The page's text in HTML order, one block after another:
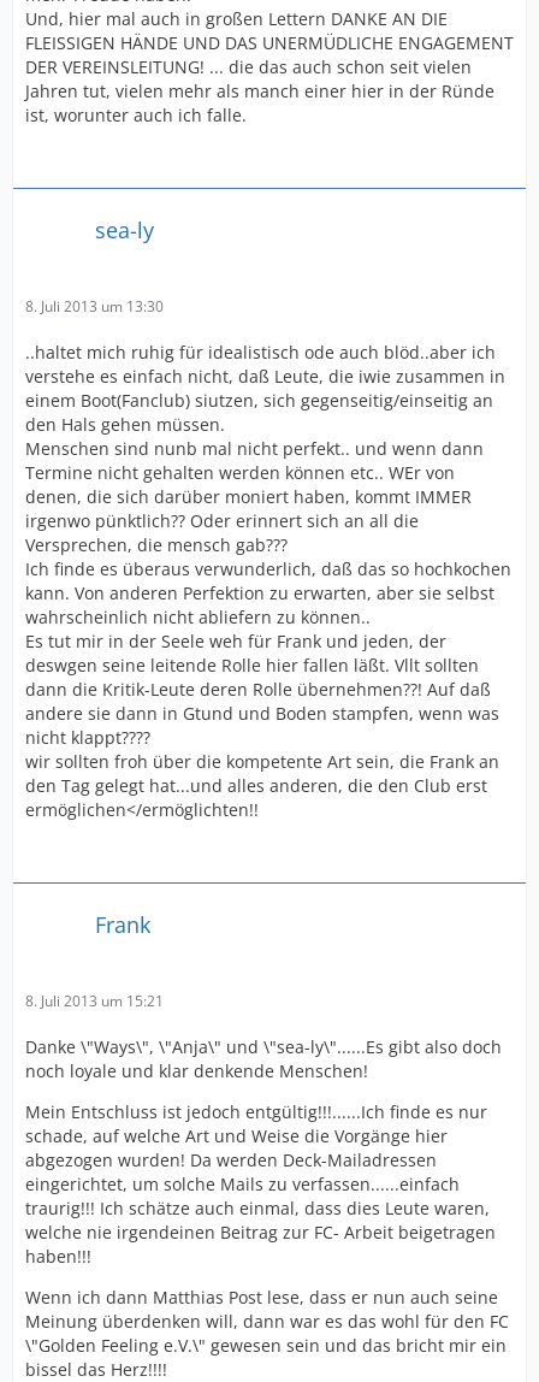
Und, hier mal auch in großen Lettern DANKE AN DIE
FLEISSIGEN HÄNDE UND DAS UNERMÜDLICHE ENGAGEMENT
DER VEREINSLEITUNG! ... die das auch schon seit vielen
Jahren tut, vielen mehr als manch einer hier in der Ründe
ist, worunter auch ich falle.
sea-ly
8. Juli 2013 um 13:30
..haltet mich ruhig für idealistisch ode auch blöd..aber ich
verstehe es einfach nicht, daß Leute, die iwie zusammen in
einem Boot(Fanclub) siutzen, sich gegenseitig/einseitig an
den Hals gehen müssen.
Menschen sind nunb mal nicht perfekt.. und wenn dann
Termine nicht gehalten werden können etc.. WEr von
denen, die sich darüber moniert haben, kommt IMMER
irgenwo pünktlich?? Oder erinnert sich an all die
Versprechen, die mensch gab???
Ich finde es überaus verwunderlich, daß das so hochkochen
kann. Von anderen Perfektion zu erwarten, aber sie selbst
wahrscheinlich nicht abliefern zu können..
Es tut mir in der Seele weh für Frank und jeden, der
deswgen seine leitende Rolle hier fallen läßt. Vllt sollten
dann die Kritik-Leute deren Rolle übernehmen??! Auf daß
andere sie dann in Gtund und Boden stampfen, wenn was
nicht klappt????
wir sollten froh über die kompetente Art sein, die Frank an
den Tag gelegt hat...und alles anderen, die den Club erst
ermöglichen</ermöglichten!!
Frank
8. Juli 2013 um 15:21
Danke \"Ways\", \"Anja\" und \"sea-ly\"......Es gibt also doch
noch loyale und klar denkende Menschen!
Mein Entschluss ist jedoch entgültig!!!......Ich finde es nur
schade, auf welche Art und Weise die Vorgänge hier
abgezogen wurden! Da werden Deck-Mailadressen
eingerichtet, um solche Mails zu verfassen......einfach
traurig!!! Ich schätze auch einmal, dass dies Leute waren,
welche nie irgendeinen Beitrag zur FC- Arbeit beigetragen
haben!!!
Wenn ich dann Matthias Post lese, dass er nun auch seine
Meinung überdenken will, dann war es das wohl für den FC
\"Golden Feeling e.V.\" gewesen sein und das bricht mir ein
bissel das Herz!!!!